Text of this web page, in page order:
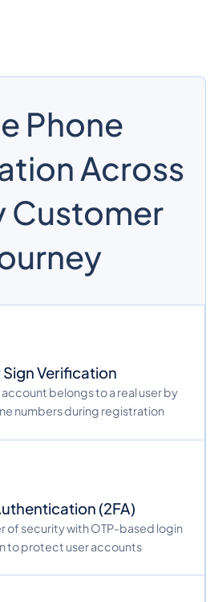
Phone
Across
Customer
Sign Verification
account belongs to a real user by
numbers during registration.
(2FA)
of security with OTP-based login
to protect user accounts.